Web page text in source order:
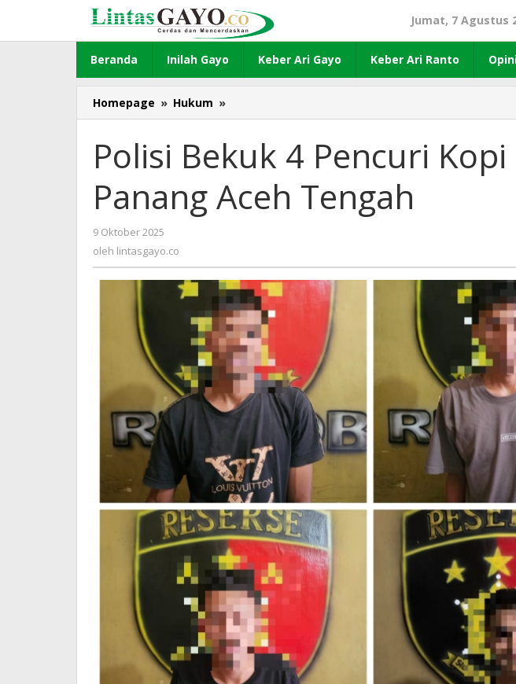
konten
Jumat, 7 Agustus
Beranda Inilah Gayo Keber Ari Gayo Keber Ari Ranto
Homepage » Hukum »
Bekuk
Pencuri
Kopi
di
Kute
Polisi Bekuk 4 Pencuri
Panang Aceh Tengah
9 Oktober 2025
lintasgayo.co
oleh lintasgayo.co